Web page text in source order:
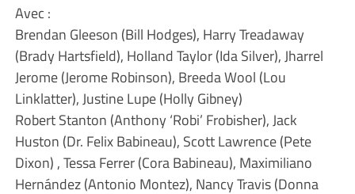
Avec :
Brendan Gleeson (Bill Hodges), Harry Treadaway
(Brady Hartsfield), Holland Taylor (Ida Silver), Jharrel
Jerome (Jerome Robinson), Breeda Wool (Lou
Linklatter), Justine Lupe (Holly Gibney)
Robert Stanton (Anthony ‘Robi’ Frobisher), Jack
Huston (Dr. Felix Babineau), Scott Lawrence (Pete
Dixon) , Tessa Ferrer (Cora Babineau), Maximiliano
Hernández (Antonio Montez), Nancy Travis (Donna